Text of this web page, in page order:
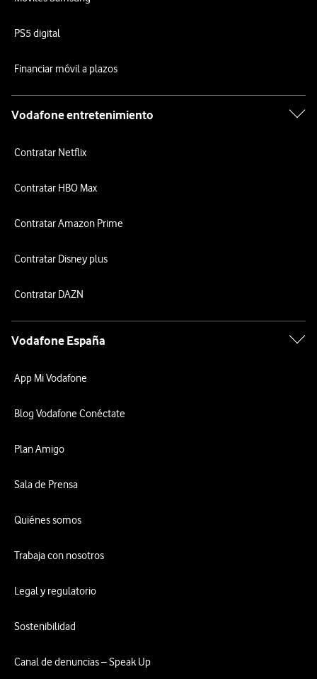
PS5 digital
Financiar móvil a plazos
Vodafone entretenimiento
Contratar Netflix
Contratar HBO Max
Contratar Amazon Prime
Contratar Disney plus
Contratar DAZN
Vodafone España
App Mi Vodafone
Blog Vodafone Conéctate
Plan Amigo
Sala de Prensa
Quiénes somos
Trabaja con nosotros
Legal y regulatorio
Sostenibilidad
Canal de denuncias – Speak Up